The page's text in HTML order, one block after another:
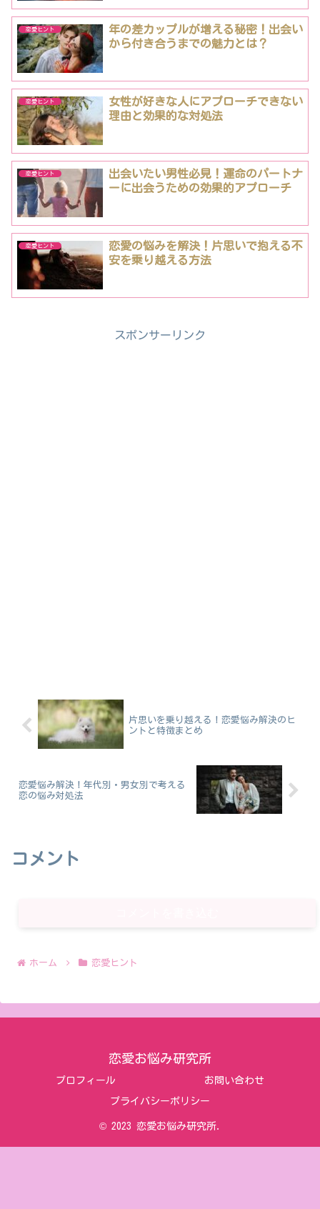
恋愛ヒント
年の差カップルが増える秘密！出会い
から付き合うまでの魅力とは？
恋愛ヒント
女性が好きな人にアプローチできない
理由と効果的な対処法
恋愛ヒント
出会いたい男性必見！運命のパートナ
ーに出会うための効果的アプローチ
恋愛ヒント
恋愛の悩みを解決！片思いで抱える不
安を乗り越える方法
スポンサーリンク
片思いを乗り越える！恋愛悩み解決のヒ
ントと特徴まとめ
恋愛悩み解決！年代別・男女別で考える
恋の悩み対処法
コメント
ホーム 恋愛ヒント
恋愛お悩み研究所
プロフィール お問い合わせ
プライバシーポリシー
© 2023 恋愛お悩み研究所.